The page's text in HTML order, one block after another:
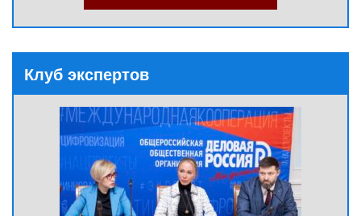
Клуб экспертов